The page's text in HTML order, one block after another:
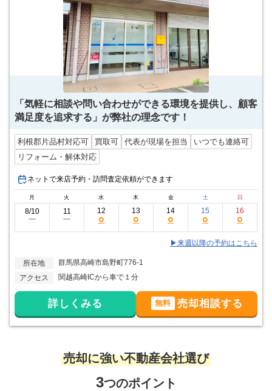
「気軽に相談や問い合わせができる環境を提供し、顧客
満足度を追求する」が弊社の理念です！
利根郡片品村対応可 買取可 代表が現場を担当
いつでも連絡可
リフォーム・解体対応
ネットで来店予約・訪問査定依頼ができます
月 火 水 木 金 土 日
8/10
ー
11
ー
12
○
13
○
14
○
15
○
16
○
▶来週以降の予約はこちら
所在地
群馬県高崎市島野町776-1
アクセス
関越高崎ICから車で１分
詳しくみる 無料 売却相談する
売却に強い不動産会社選び
3つのポイント